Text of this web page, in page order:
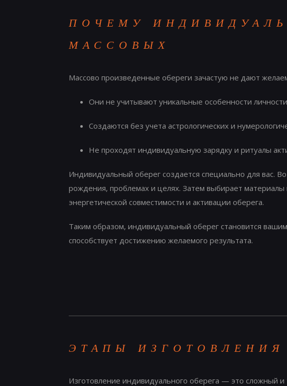
ПОЧЕМУ
МАССОВЫХ
Массово произведенные обереги зачастую не дают
Они не учитывают уникальные особенности
Создаются без учета астрологических и
Не проходят индивидуальную зарядку и ритуалы
Индивидуальный оберег создается специально для вас.
рождения, проблемах и целях. Затем выбирает
энергетической совместимости и активации оберега.
Таким образом, индивидуальный оберег становится
способствует достижению желаемого результата.
ЭТАПЫ
Изготовление индивидуального оберега — это сложный и